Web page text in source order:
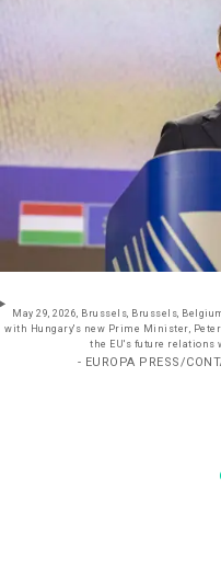
May 29, 2026, Brussels, Brussels,
with Hungary's new Prime Minister,
the EU's future relations
- EUROPA PRESS/